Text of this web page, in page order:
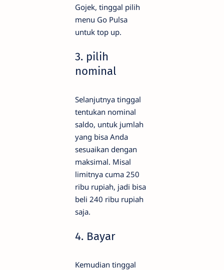
Gojek, tinggal pilih
menu Go Pulsa
untuk top up.
3. pilih
nominal
Selanjutnya tinggal
tentukan nominal
saldo, untuk jumlah
yang bisa Anda
sesuaikan dengan
maksimal. Misal
limitnya cuma 250
ribu rupiah, jadi bisa
beli 240 ribu rupiah
saja.
4. Bayar
Kemudian tinggal